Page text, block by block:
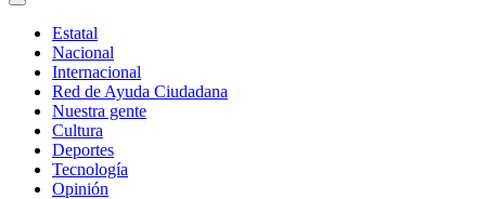
Estatal
Nacional
Internacional
Red de Ayuda Ciudadana
Nuestra gente
Cultura
Deportes
Tecnología
Opinión